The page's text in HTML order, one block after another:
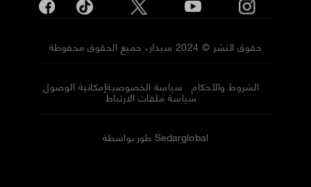
حقوق النشر © 2024 سيدار، جميع الحقوق محفوظة
إمكانية الوصولسياسة الخصوصية الشروط والأحكام
سياسة ملفات الارتباط
طور بواسطة Sedarglobal